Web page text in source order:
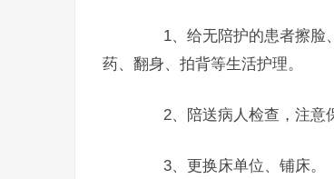
1、给无陪护的患者擦脸、
药、翻身、拍背等生活护理。
2、陪送病人检查，注意保
3、更换床单位、铺床。